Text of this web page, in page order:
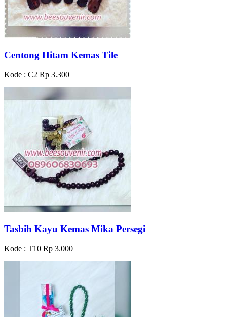
Centong Hitam Kemas Tile
Kode : C2 Rp 3.300
Tasbih Kayu Kemas Mika Persegi
Kode : T10 Rp 3.000